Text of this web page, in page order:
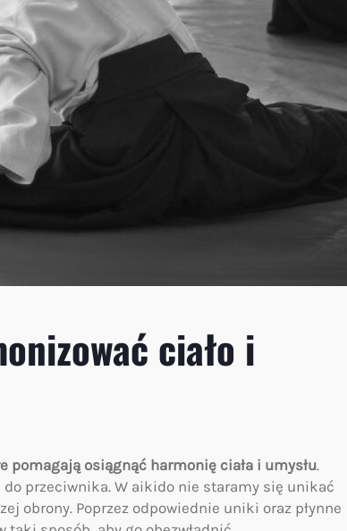
ciało i
pomagają osiągnąć harmonię ciała i umysłu.
przeciwnika. W aikido nie staramy się unikać
obrony. Poprzez odpowiednie uniki oraz płynne